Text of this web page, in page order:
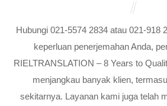
Hubungi 021-5574 2834 atau 021-918
keperluan penerjemahan Anda,
RIELTRANSLATION – 8 Years to
menjangkau banyak klien,
sekitarnya. Layanan kami juga telah